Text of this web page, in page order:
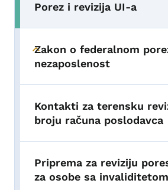
Porez i revizija UI-a
Toggle submenu
Zakon o federalnom
nezaposlenost
Kontakti za terensku
broju računa poslodavca
Priprema za reviziju
za osobe sa invaliditetom